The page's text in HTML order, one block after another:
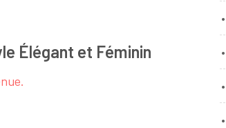
Élégant et Féminin